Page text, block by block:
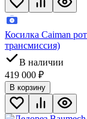
Косилка Caiman
трансмиссия)
В наличии
419 000 ₽
В корзину